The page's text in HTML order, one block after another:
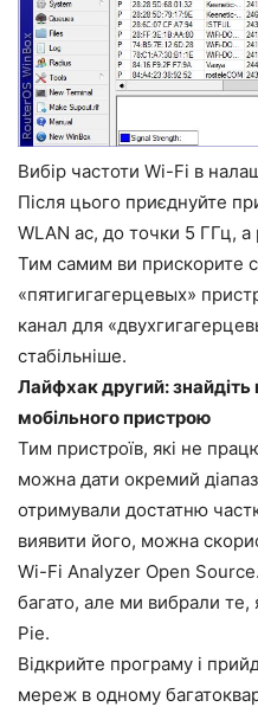
Вибір частоти Wi-Fi в
Після цього приєднуйте
WLAN ac, до точки 5 ГГц,
Тим самим ви прискорите
«пятигигагерцевых»
канал для
стабільніше.
Лайфхак другий: знайдіть
мобільного пристрою
Тим пристроїв, які не
можна дати окремий
отримували достатню
виявити його, можна
Wi-Fi Analyzer Open Source.
багато, але ми вибрали
Pie.
Відкрийте програму і
мереж в одному